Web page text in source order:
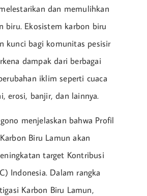
dan memulihkan
biru. Ekosistem karbon biru
kunci bagi komunitas pesisir
dampak dari berbagai
iklim seperti cuaca
erosi, banjir, dan lainnya.
menjelaskan bahwa Profil
Biru Lamun akan
target Kontribusi
Indonesia. Dalam rangka
Karbon Biru Lamun,